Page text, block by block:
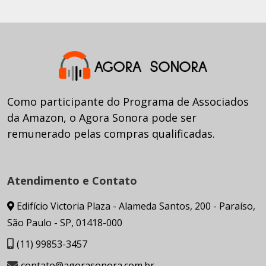
Como participante do Programa de Associados
da Amazon, o Agora Sonora pode ser
remunerado pelas compras qualificadas.
Atendimento e Contato
Edifício Victoria Plaza - Alameda Santos, 200 - Paraíso,
São Paulo - SP, 01418-000
(11) 99853-3457